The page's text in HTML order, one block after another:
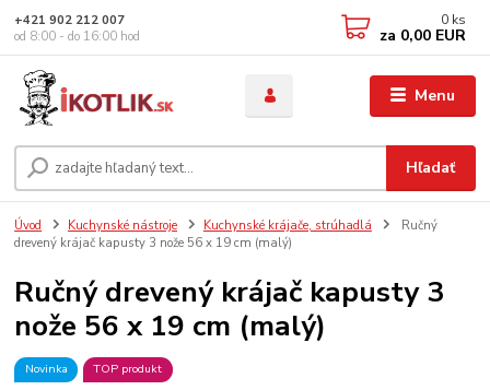
Menu
Hľadať
+421 902 212 007
od 8:00 - do 16:00 hod
0 ks
za 0,00 EUR
Úvod Kuchynské nástroje Kuchynské krájače, strúhadlá
Ručný
drevený krájač kapusty 3 nože 56 x 19 cm (malý)
Ručný drevený krájač kapusty 3
nože 56 x 19 cm (malý)
Novinka TOP produkt